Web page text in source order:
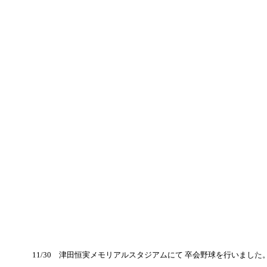
11/30 津田恒実メモリアルスタジアムにて 卒会野球を行いました